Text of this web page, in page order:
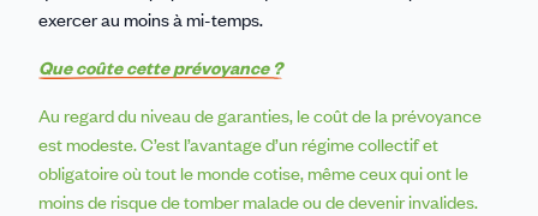
exercer au moins à mi-temps.
Que coûte cette prévoyance ?
Au regard du niveau de garanties, le coût de la prévoyance
est modeste. C’est l’avantage d’un régime collectif et
obligatoire où tout le monde cotise, même ceux qui ont le
moins de risque de tomber malade ou de devenir invalides.